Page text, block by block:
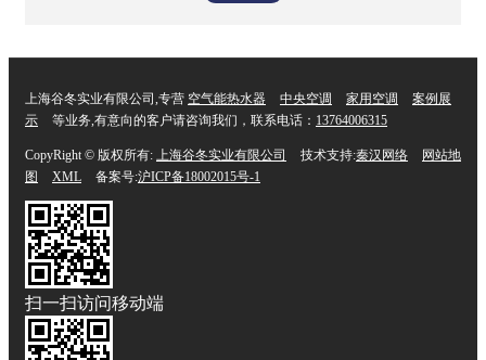
上海谷冬实业有限公司,专营 空气能热水器 中央空调 家用空调
案例展
示
等业务,有意向的客户请咨询我们，联系电话： 13764006315
CopyRight © 版权所有: 上海谷冬实业有限公司 技术支持:秦汉网络
网站地
图
XML 备案号:沪ICP备18002015号-1
扫一扫访问移动端